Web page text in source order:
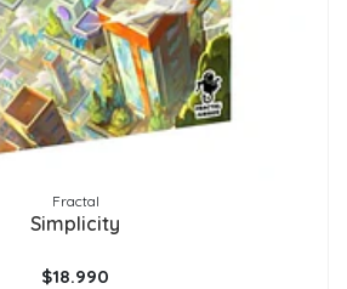
Fractal
Simplicity
$18.990